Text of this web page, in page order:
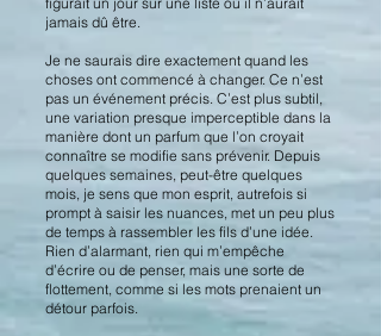
jamais dû être.
Je ne saurais dire exactement quand les
choses ont commencé à changer. Ce n’est
pas un événement précis. C’est plus subtil,
une variation presque imperceptible dans la
manière dont un parfum que l’on croyait
connaître se modifie sans prévenir. Depuis
quelques semaines, peut-être quelques
mois, je sens que mon esprit, autrefois si
prompt à saisir les nuances, met un peu plus
de temps à rassembler les fils d’une idée.
Rien d’alarmant, rien qui m’empêche
d’écrire ou de penser, mais une sorte de
flottement, comme si les mots prenaient un
détour parfois.